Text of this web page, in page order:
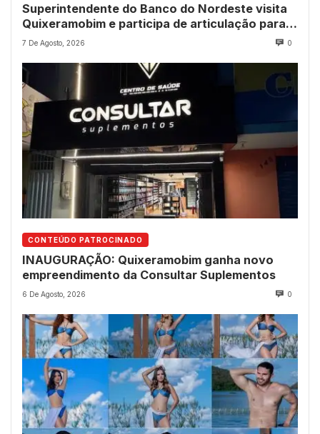
Superintendente do Banco do Nordeste visita
Quixeramobim e participa de articulação para
avanço do futuro shopping
7 De Agosto, 2026 0
CONTEÚDO PATROCINADO
INAUGURAÇÃO: Quixeramobim ganha novo
empreendimento da Consultar Suplementos
6 De Agosto, 2026 0